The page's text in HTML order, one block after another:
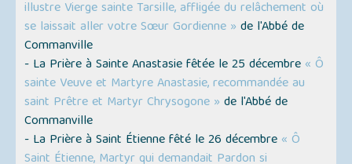
illustre Vierge sainte Tarsille, affligée du relâchement où
se laissait aller votre Sœur Gordienne » de l'Abbé de
Commanville
- La Prière à Sainte Anastasie fêtée le 25 décembre « Ô
sainte Veuve et Martyre Anastasie, recommandée au
saint Prêtre et Martyr Chrysogone » de l'Abbé de
Commanville
- La Prière à Saint Étienne fêté le 26 décembre « Ô